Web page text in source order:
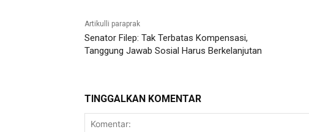
Artikulli paraprak
Senator Filep: Tak Terbatas Kompensasi,
Tanggung Jawab Sosial Harus Berkelanjutan
TINGGALKAN KOMENTAR